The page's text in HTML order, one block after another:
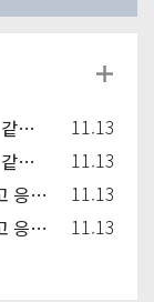
세상으로 항해를 떠나는 졸업생에게 등대 같은 동반자가 되고, 신입생과 재학생에겐 꿈을 키워
11.13
세상으로 항해를 떠나는 졸업생에게 등대 같은 동반자가 되고, 신입생과 재학생에겐 꿈을 키워
11.13
전북대학교의 새로운 변화를 지켜봐주시고 응원해주시기 바랍니다.
11.13
전북대학교의 새로운 변화를 지켜봐주시고 응원해주시기 바랍니다.
11.13